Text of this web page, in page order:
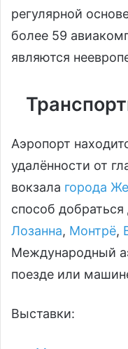
регулярной
более 59
являются
Аэропорт
удалённости от
вокзала города
способ добраться
Лозанна, Монтрё,
Международный
поезде или
Выставки: